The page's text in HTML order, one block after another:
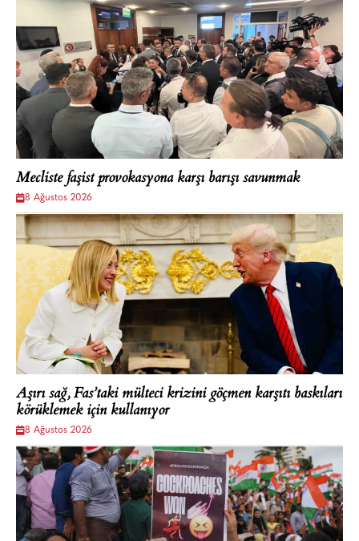
Mecliste faşist provokasyona karşı barışı savunmak
8 Ağustos 2026
Aşırı sağ, Fas’taki mülteci krizini göçmen karşıtı baskıları
körüklemek için kullanıyor
8 Ağustos 2026